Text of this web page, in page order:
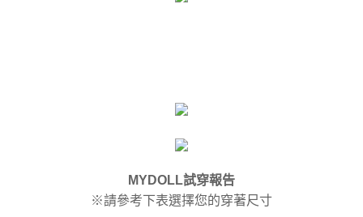
MYDOLL試穿報告
※請參考下表選擇您的穿著尺寸